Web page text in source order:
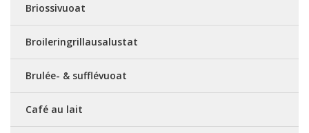
Briossivuoat
Broileringrillausalustat
Brulée- & sufflévuoat
Café au lait